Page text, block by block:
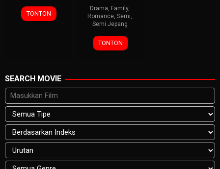
TONTON
Drama, Family,
Romance,Semi,
Semi Jepang
TONTON
SEARCH MOVIE